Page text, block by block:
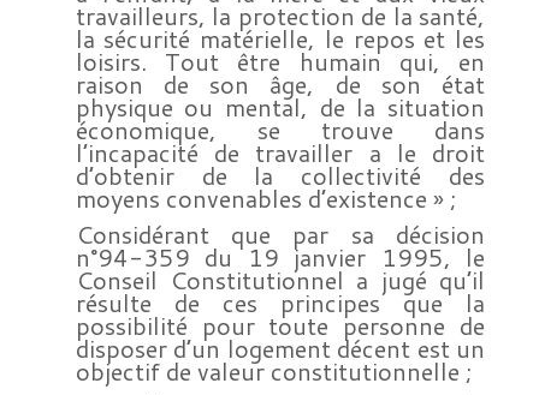
travailleurs, la protection de la santé,
la sécurité matérielle, le repos et les
loisirs. Tout être humain qui, en
raison de son âge, de son état
physique ou mental, de la situation
économique, se trouve dans
l’incapacité de travailler a le droit
d’obtenir de la collectivité des
moyens convenables d’existence » ;
Considérant que par sa décision
n°94-359 du 19 janvier 1995, le
Conseil Constitutionnel a jugé qu’il
résulte de ces principes que la
possibilité pour toute personne de
disposer d’un logement décent est un
objectif de valeur constitutionnelle ;